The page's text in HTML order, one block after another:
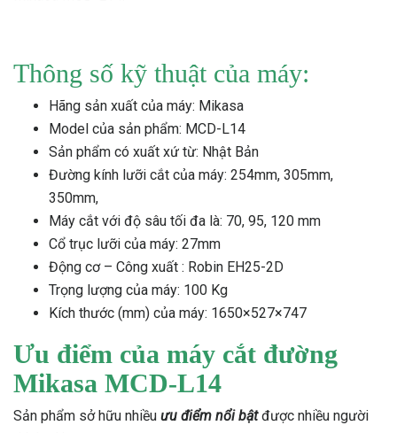
Thông số kỹ thuật của máy:
Hãng sản xuất của máy: Mikasa
Model của sản phẩm: MCD-L14
Sản phẩm có xuất xứ từ: Nhật Bản
Đường kính lưỡi cắt của máy: 254mm, 305mm,
350mm,
Máy cắt với độ sâu tối đa là: 70, 95, 120 mm
Cổ trục lưỡi của máy: 27mm
Động cơ – Công xuất : Robin EH25-2D
Trọng lượng của máy: 100 Kg
Kích thước (mm) của máy: 1650×527×747
Ưu điểm của máy cắt đường
Mikasa MCD-L14
Sản phẩm sở hữu nhiều ưu điểm nổi bậtđược nhiều người